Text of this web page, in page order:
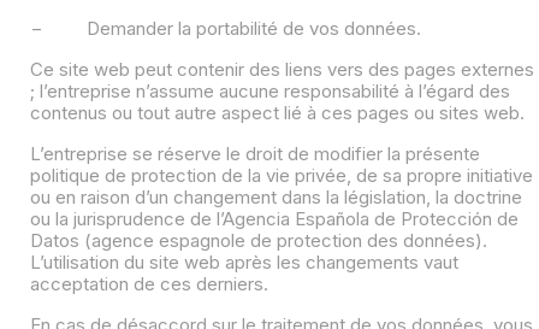
− Demander la portabilité de vos données.
Ce site web peut contenir des liens vers des pages externes
; l’entreprise n’assume aucune responsabilité à l’égard des
contenus ou tout autre aspect lié à ces pages ou sites web.
L’entreprise se réserve le droit de modifier la présente
politique de protection de la vie privée, de sa propre initiative
ou en raison d’un changement dans la législation, la doctrine
ou la jurisprudence de l’Agencia Española de Protección de
Datos (agence espagnole de protection des données).
L’utilisation du site web après les changements vaut
acceptation de ces derniers.